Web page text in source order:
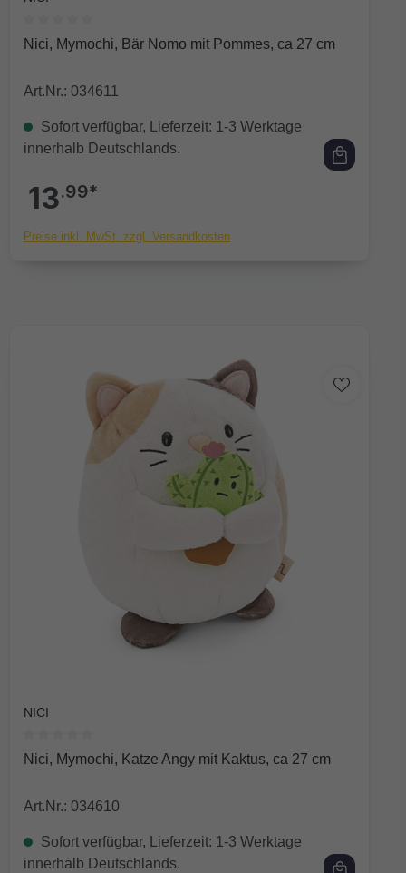
Durchschnittliche Bewertung von 0 von 5 Sternen
Nici, Mymochi, Bär Nomo mit Pommes, ca 27 cm
Art.Nr.: 034611
Sofort verfügbar, Lieferzeit: 1-3 Werktage
innerhalb Deutschlands.
13.99*
Preise inkl. MwSt. zzgl. Versandkosten
NICI
Durchschnittliche Bewertung von 0 von 5 Sternen
Nici, Mymochi, Katze Angy mit Kaktus, ca 27 cm
Art.Nr.: 034610
Sofort verfügbar, Lieferzeit: 1-3 Werktage
innerhalb Deutschlands.